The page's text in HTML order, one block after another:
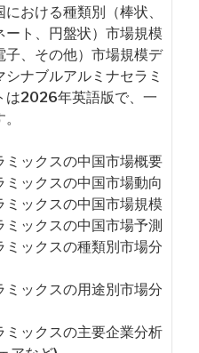
おける種類別（棒状、
ート、円盤状）市場規模
子、その他）市場規模デ
ナブルアルミナセラミ
は2026年英語版で、一
ミックスの中国市場概要
ミックスの中国市場動向
ミックスの中国市場規模
ミックスの中国市場予測
ミックスの種類別市場分
ミックスの用途別市場分
ミックスの主要企業分析